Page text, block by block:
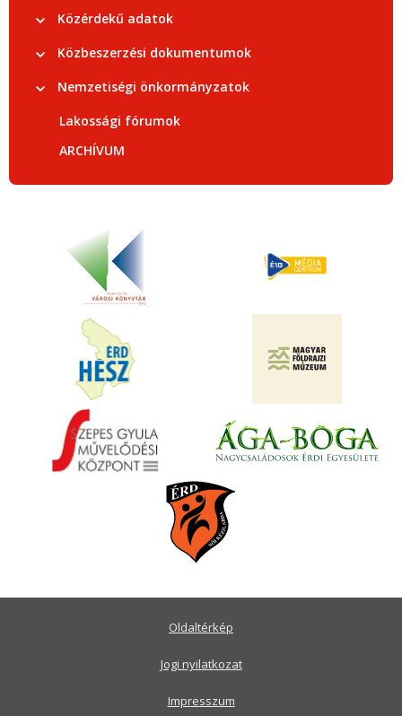
Közérdekű adatok
Közbeszerzési dokumentumok
Nemzetiségi önkormányzatok
Lakossági fórumok
ARCHÍVUM
Oldaltérkép
Jogi nyilatkozat
Impresszum